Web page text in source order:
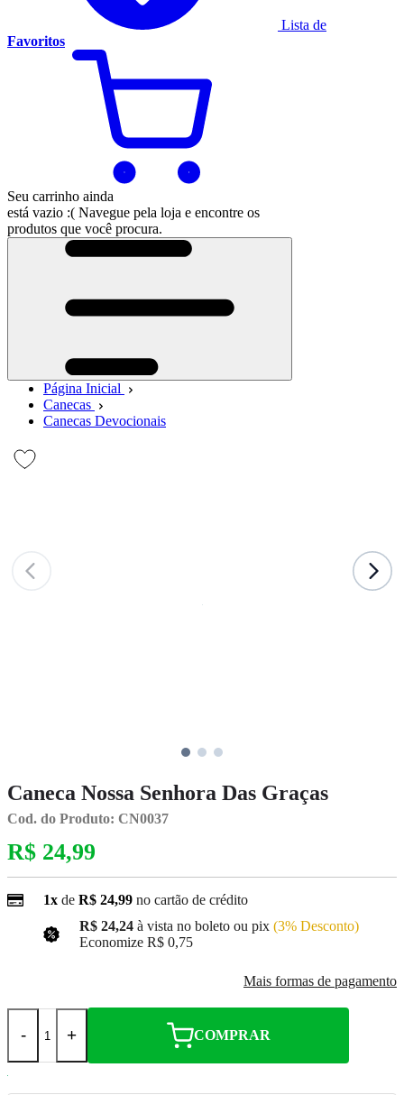
Lista de
Favoritos
Seu carrinho ainda
está vazio :( Navegue pela loja e encontre os
produtos que você procura.
Página Inicial
Canecas
Canecas Devocionais
Caneca Nossa Senhora Das Graças
Cod. do Produto: CN0037
R$ 24,99
1x de R$ 24,99 no cartão de crédito
R$ 24,24 à vista no boleto ou pix (3% Desconto)
Economize R$ 0,75
Mais formas de pagamento
- + COMPRAR